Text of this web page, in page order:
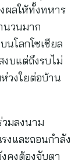
ผลให้ทั้งทหาร
นวนมาก
นโลกโซเชียล
บแต่ถึงรบไม่
วงใยต่อบ้าน
มลงนาม
งและถอนกำลัง
คงต้องจับตา